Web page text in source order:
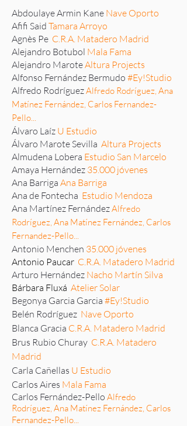
Abdoulaye Armin Kane Nave Oporto
Afifi Said Tamara Arroyo
Agnès Pe C.R.A. Matadero Madrid
Alejandro Botubol Mala Fama
Alejandro MaroteAltura Projects
Alfonso Fernández Bermudo #Ey!Studio
Alfredo RodríguezAlfredo Rodríguez, Ana
Matínez Fernández, Carlos Fernandez-
Pello...
Álvaro Laíz U Estudio
Álvaro Marote Sevilla Altura Projects
Almudena Lobera Estudio San Marcelo
Amaya Hernández 35.000 jóvenes
Ana Barriga Ana Barriga
Ana de Fontecha Estudio Mendoza
Ana Martínez FernándezAlfredo
Rodríguez, Ana Matínez Fernández, Carlos
Fernandez-Pello...
Antonio Menchen 35.000 jóvenes
Antonio Paucar C.R.A. Matadero Madrid
Arturo Hernández Nacho Martín Silva
Bárbara Fluxá Atelier Solar
Begonya Garcia Garcia #Ey!Studio
Belén Rodríguez Nave Oporto
Blanca Gracia C.R.A. Matadero Madrid
Brus Rubio Churay C.R.A. Matadero
Madrid
Carla Cañellas U Estudio
Carlos Aires Mala Fama
Carlos Fernández-Pello Alfredo
Rodríguez, Ana Matínez Fernández, Carlos
Fernandez-Pello...